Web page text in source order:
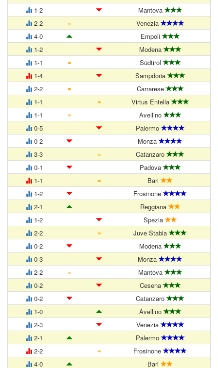
1-2
Mantova
2-2
=
Venezia
4-0
Empoli
1-2
Modena
1-1
=
Südtirol
1-4
Sampdoria
2-2
=
Carrarese
1-1
=
Virtus Entella
1-1
=
Avellino
0-5
Palermo
0-2
Monza
3-3
=
Catanzaro
0-1
Padova
1-1
=
Bari
1-2
Frosinone
2-1
Reggiana
1-2
Spezia
2-2
=
Juve Stabia
0-2
Modena
0-3
Monza
2-2
=
Mantova
0-2
Cesena
0-2
Catanzaro
1-0
Avellino
2-3
Venezia
2-1
Palermo
2-2
=
Frosinone
4-0
Bari